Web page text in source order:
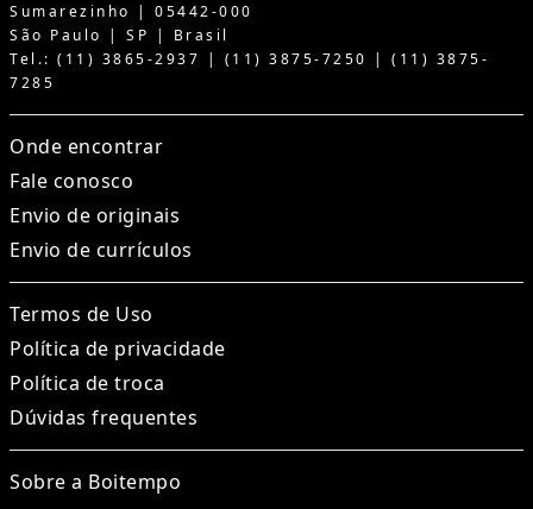
Sumarezinho | 05442-000
São Paulo | SP | Brasil
Tel.: (11) 3865-2937 | (11) 3875-7250 | (11) 3875-
7285
Onde encontrar
Fale conosco
Envio de originais
Envio de currículos
Termos de Uso
Política de privacidade
Política de troca
Dúvidas frequentes
Sobre a Boitempo